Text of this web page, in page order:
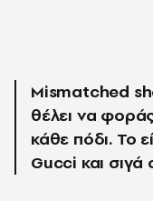
Mismatched
θέλει να
κάθε πόδι. Το
Gucci και σιγά